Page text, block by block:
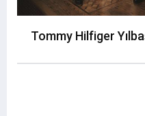
Tommy Hilfiger